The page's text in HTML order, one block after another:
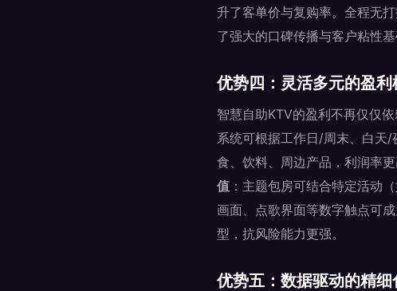
升了客单价与复购率。全程无
了强大的口碑传播与客户粘性基
优势四：灵活多元的盈利
智慧自助KTV的盈利不再仅仅
系统可根据工作日/周末、白天/
食、饮料、周边产品，利润率更
值 ：主题包房可结合特定活动
画面、点歌界面等数字触点可
型，抗风险能力更强。
优势五：数据驱动的精